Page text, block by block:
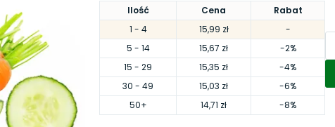
Ilość Cena
Rabat
1 - 4 15,99 zł
-
5 - 14 15,67 zł
-2%
15 - 29 15,35 zł
-4%
30 - 49 15,03 zł
-6%
50+ 14,71 zł -8%